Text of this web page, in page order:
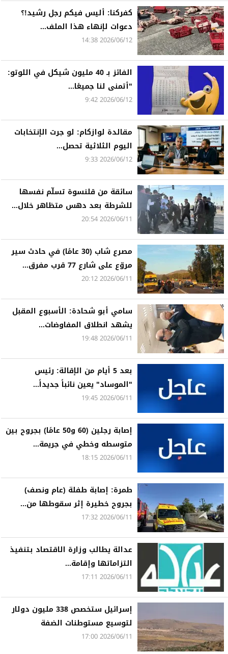
كفركنا: أليس فيكم رجل رشيد!؟
دعوات لإنهاء هذا الملف...
2026/06/12 14:38
الفائز بـ 40 مليون شيكل في اللوتو:
"أتمنى لنا جميعًا...
2026/06/12 9:42
مقالدة لوازكام: لو جرت الإنتخابات
اليوم الثلاثية تحصل...
2026/06/12 9:33
سائقة من قلنسوة تسلّم نفسها
للشرطة بعد دهس متظاهر خلال...
2026/06/11 20:54
مصرع شاب (30 عامًا) في حادث سير
مروّع على شارع 77 قرب مفرق...
2026/06/11 20:12
سامي أبو شحادة: الأسبوع المقبل
يشهد انطلاق المفاوضات...
2026/06/11 19:48
بعد 5 أيام من الإقالة: رئيس
"الموساد" يعين نائباً جديداً...
2026/06/11 19:45
إصابة رجلين (60 و50 عامًا) بجروح بين
متوسطه وخطي في جريمة...
2026/06/11 18:15
طمرة: إصابة طفلة (عام ونصف)
بجروح خطيرة إثر سقوطها من...
2026/06/11 17:32
عدالة يطالب وزارة الاقتصاد بتنفيذ
التزاماتها وإقامة...
2026/06/11 17:11
إسرائيل ستخصص 338 مليون دولار
لتوسيع مستوطنات الضفة
2026/06/11 17:00